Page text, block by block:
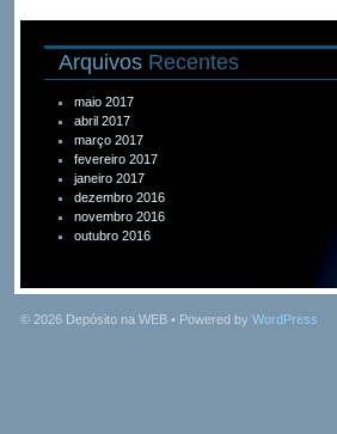
Arquivos Recentes
maio 2017
abril 2017
março 2017
fevereiro 2017
janeiro 2017
dezembro 2016
novembro 2016
outubro 2016
© 2026 Depósito na WEB • Powered by WordPress